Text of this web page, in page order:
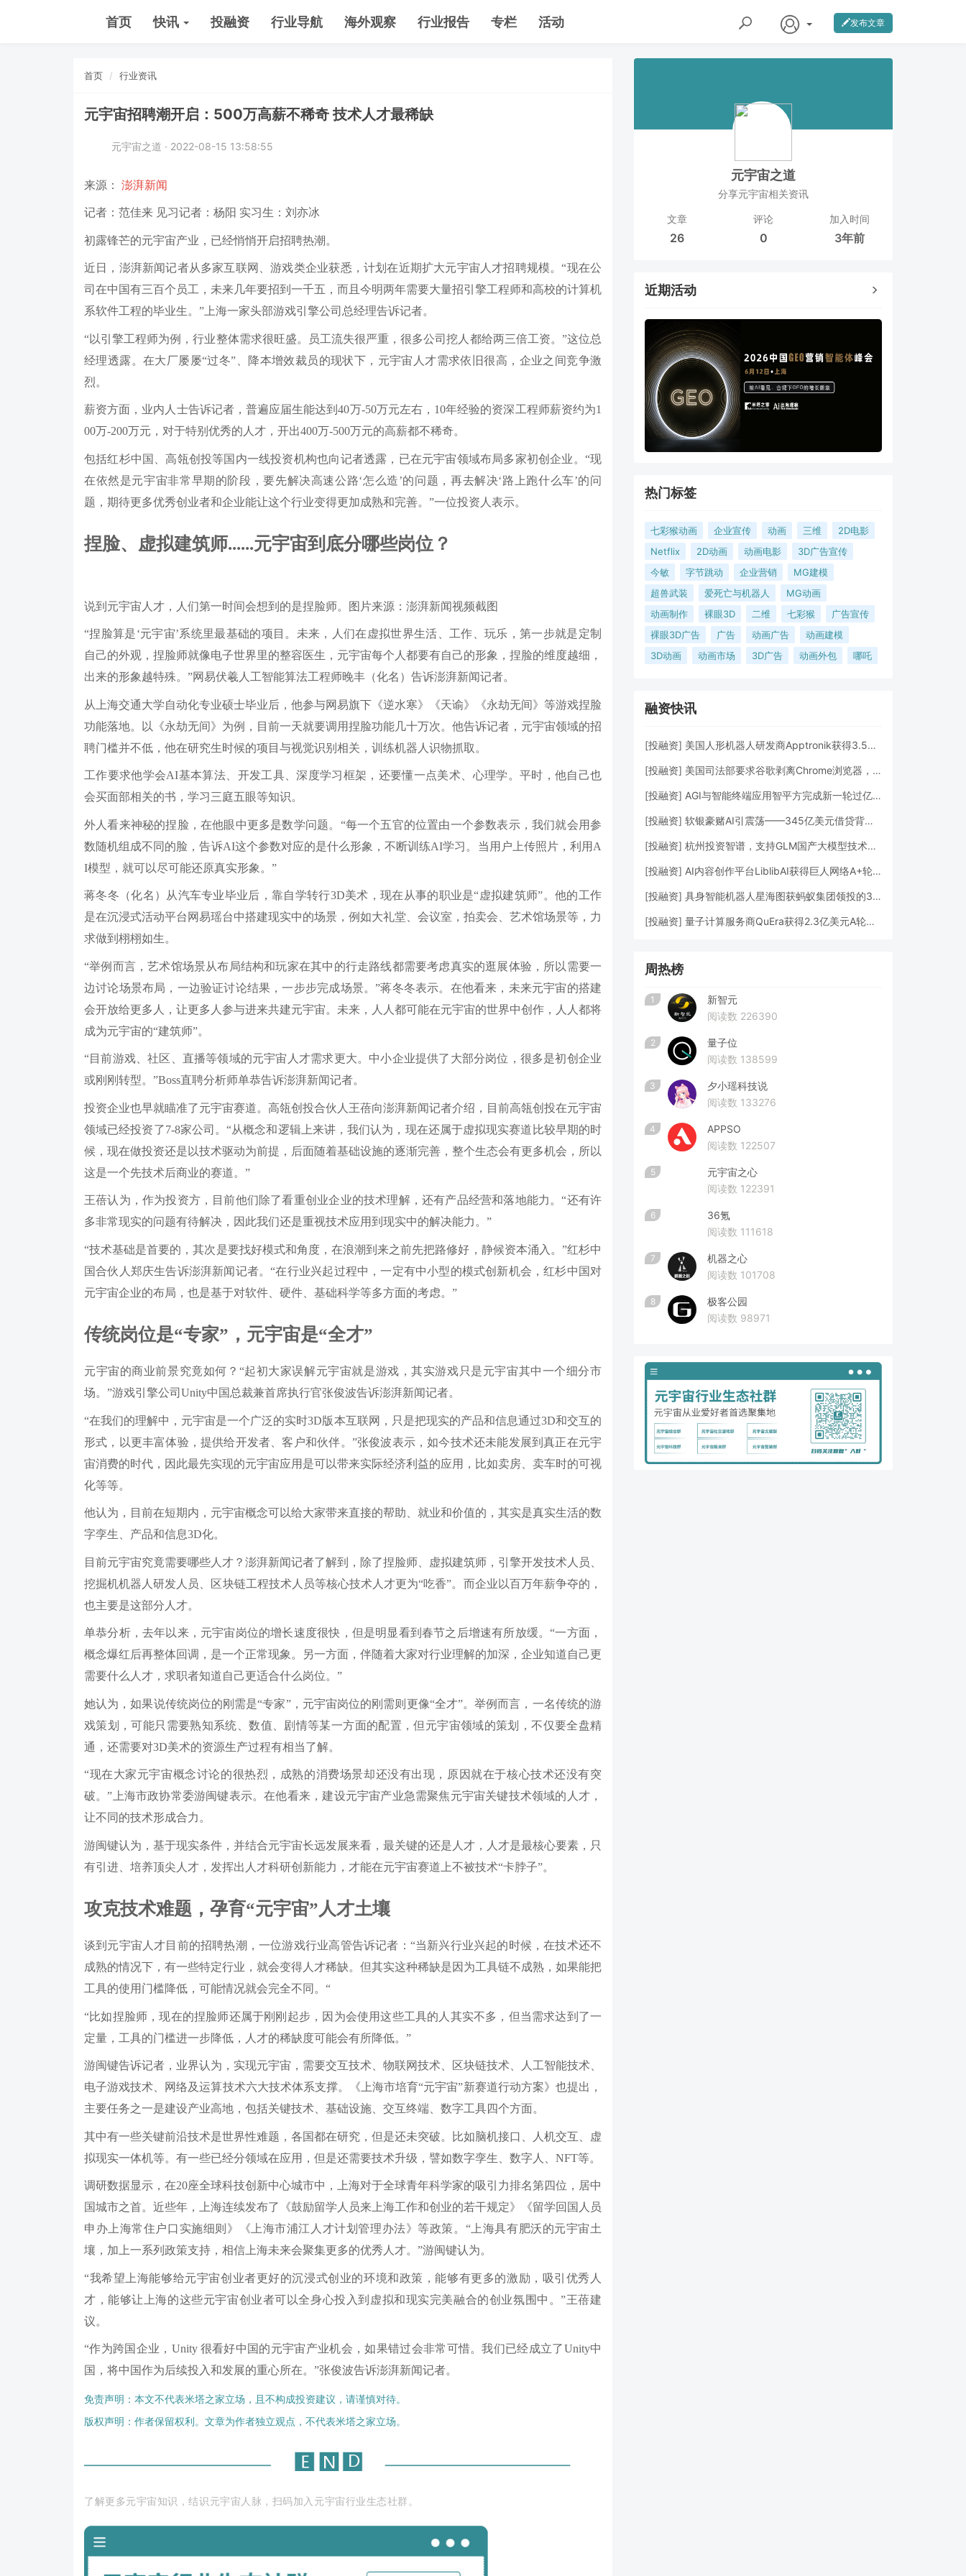
首页 快讯 投融资 行业导航 海外观察 行业报告 专栏 活动 发布文章
首页 行业资讯
元宇宙招聘潮开启：500万高薪不稀奇 技术人才最稀缺
元宇宙之道 · 2022-08-15 13:58:55
来源： 澎湃新闻
记者：范佳来 见习记者：杨阳 实习生：刘亦冰
初露锋芒的元宇宙产业，已经悄悄开启招聘热潮。
近日，澎湃新闻记者从多家互联网、游戏类企业获悉，计划在近期扩大元宇宙人才招聘规模。“现在公
司在中国有三百个员工，未来几年要招到一千五，而且今明两年需要大量招引擎工程师和高校的计算机
系软件工程的毕业生。”上海一家头部游戏引擎公司总经理告诉记者。
“以引擎工程师为例，行业整体需求很旺盛。员工流失很严重，很多公司挖人都给两三倍工资。”这位总
经理透露。在大厂屡屡“过冬”、降本增效裁员的现状下，元宇宙人才需求依旧很高，企业之间竞争激
烈。
薪资方面，业内人士告诉记者，普遍应届生能达到40万-50万元左右，10年经验的资深工程师薪资约为1
00万-200万元，对于特别优秀的人才，开出400万-500万元的高薪都不稀奇。
包括红杉中国、高瓴创投等国内一线投资机构也向记者透露，已在元宇宙领域布局多家初创企业。“现
在依然是元宇宙非常早期的阶段，要先解决高速公路‘怎么造’的问题，再去解决‘路上跑什么车’的问
题，期待更多优秀创业者和企业能让这个行业变得更加成熟和完善。”一位投资人表示。
捏脸、虚拟建筑师......元宇宙到底分哪些岗位？
说到元宇宙人才，人们第一时间会想到的是捏脸师。图片来源：澎湃新闻视频截图
“捏脸算是‘元宇宙’系统里最基础的项目。未来，人们在虚拟世界生活、工作、玩乐，第一步就是定制
自己的外观，捏脸师就像电子世界里的整容医生，元宇宙每个人都要有自己的形象，捏脸的维度越细，
出来的形象越特殊。”网易伏羲人工智能算法工程师晚丰（化名）告诉澎湃新闻记者。
从上海交通大学自动化专业硕士毕业后，他参与网易旗下《逆水寒》《天谕》《永劫无间》等游戏捏脸
功能落地。以《永劫无间》为例，目前一天就要调用捏脸功能几十万次。他告诉记者，元宇宙领域的招
聘门槛并不低，他在研究生时候的项目与视觉识别相关，训练机器人识物抓取。
工作要求他学会AI基本算法、开发工具、深度学习框架，还要懂一点美术、心理学。平时，他自己也
会买面部相关的书，学习三庭五眼等知识。
外人看来神秘的捏脸，在他眼中更多是数学问题。“每一个五官的位置由一个参数表示，我们就会用参
数随机组成不同的脸，告诉AI这个参数对应的是什么形象，不断训练AI学习。当用户上传照片，利用A
I模型，就可以尽可能还原真实形象。”
蒋冬冬（化名）从汽车专业毕业后，靠自学转行3D美术，现在从事的职业是“虚拟建筑师”。他的工作
是在沉浸式活动平台网易瑶台中搭建现实中的场景，例如大礼堂、会议室，拍卖会、艺术馆场景等，力
求做到栩栩如生。
“举例而言，艺术馆场景从布局结构和玩家在其中的行走路线都需要考虑真实的逛展体验，所以需要一
边讨论场景布局，一边验证讨论结果，一步步完成场景。”蒋冬冬表示。在他看来，未来元宇宙的搭建
会开放给更多人，让更多人参与进来共建元宇宙。未来，人人都可能在元宇宙的世界中创作，人人都将
成为元宇宙的“建筑师”。
“目前游戏、社区、直播等领域的元宇宙人才需求更大。中小企业提供了大部分岗位，很多是初创企业
或刚刚转型。”Boss直聘分析师单恭告诉澎湃新闻记者。
投资企业也早就瞄准了元宇宙赛道。高瓴创投合伙人王蓓向澎湃新闻记者介绍，目前高瓴创投在元宇宙
领域已经投资了7-8家公司。“从概念和逻辑上来讲，我们认为，现在还属于虚拟现实赛道比较早期的时
候，现在做投资还是以技术驱动为前提，后面随着基础设施的逐渐完善，整个生态会有更多机会，所以
这是一个先技术后商业的赛道。”
王蓓认为，作为投资方，目前他们除了看重创业企业的技术理解，还有产品经营和落地能力。“还有许
多非常现实的问题有待解决，因此我们还是重视技术应用到现实中的解决能力。”
“技术基础是首要的，其次是要找好模式和角度，在浪潮到来之前先把路修好，静候资本涌入。”红杉中
国合伙人郑庆生告诉澎湃新闻记者。“在行业兴起过程中，一定有中小型的模式创新机会，红杉中国对
元宇宙企业的布局，也是基于对软件、硬件、基础科学等多方面的考虑。”
传统岗位是“专家”，元宇宙是“全才”
元宇宙的商业前景究竟如何？“起初大家误解元宇宙就是游戏，其实游戏只是元宇宙其中一个细分市
场。”游戏引擎公司Unity中国总裁兼首席执行官张俊波告诉澎湃新闻记者。
“在我们的理解中，元宇宙是一个广泛的实时3D版本互联网，只是把现实的产品和信息通过3D和交互的
形式，以更丰富体验，提供给开发者、客户和伙伴。”张俊波表示，如今技术还未能发展到真正在元宇
宙消费的时代，因此最先实现的元宇宙应用是可以带来实际经济利益的应用，比如卖房、卖车时的可视
化等等。
他认为，目前在短期内，元宇宙概念可以给大家带来直接的帮助、就业和价值的，其实是真实生活的数
字孪生、产品和信息3D化。
目前元宇宙究竟需要哪些人才？澎湃新闻记者了解到，除了捏脸师、虚拟建筑师，引擎开发技术人员、
挖掘机机器人研发人员、区块链工程技术人员等核心技术人才更为“吃香”。而企业以百万年薪争夺的，
也主要是这部分人才。
单恭分析，去年以来，元宇宙岗位的增长速度很快，但是明显看到春节之后增速有所放缓。“一方面，
概念爆红后再整体回调，是一个正常现象。另一方面，伴随着大家对行业理解的加深，企业知道自己更
需要什么人才，求职者知道自己更适合什么岗位。”
她认为，如果说传统岗位的刚需是“专家”，元宇宙岗位的刚需则更像“全才”。举例而言，一名传统的游
戏策划，可能只需要熟知系统、数值、剧情等某一方面的配置，但元宇宙领域的策划，不仅要全盘精
通，还需要对3D美术的资源生产过程有相当了解。
“现在大家元宇宙概念讨论的很热烈，成熟的消费场景却还没有出现，原因就在于核心技术还没有突
破。”上海市政协常委游闽键表示。在他看来，建设元宇宙产业急需聚焦元宇宙关键技术领域的人才，
让不同的技术形成合力。
游闽键认为，基于现实条件，并结合元宇宙长远发展来看，最关键的还是人才，人才是最核心要素，只
有引进、培养顶尖人才，发挥出人才科研创新能力，才能在元宇宙赛道上不被技术“卡脖子”。
攻克技术难题，孕育“元宇宙”人才土壤
谈到元宇宙人才目前的招聘热潮，一位游戏行业高管告诉记者：“当新兴行业兴起的时候，在技术还不
成熟的情况下，有一些特定行业，就会变得人才稀缺。但其实这种稀缺是因为工具链不成熟，如果能把
工具的使用门槛降低，可能情况就会完全不同。“
“比如捏脸师，现在的捏脸师还属于刚刚起步，因为会使用这些工具的人其实不多，但当需求达到了一
定量，工具的门槛进一步降低，人才的稀缺度可能会有所降低。”
游闽键告诉记者，业界认为，实现元宇宙，需要交互技术、物联网技术、区块链技术、人工智能技术、
电子游戏技术、网络及运算技术六大技术体系支撑。《上海市培育“元宇宙”新赛道行动方案》也提出，
主要任务之一是建设产业高地，包括关键技术、基础设施、交互终端、数字工具四个方面。
其中有一些关键前沿技术是世界性难题，各国都在研究，但是还未突破。比如脑机接口、人机交互、虚
拟现实一体机等。有一些已经分领域在应用，但是还需要技术升级，譬如数字孪生、数字人、NFT等。
调研数据显示，在20座全球科技创新中心城市中，上海对于全球青年科学家的吸引力排名第四位，居中
国城市之首。近些年，上海连续发布了《鼓励留学人员来上海工作和创业的若干规定》《留学回国人员
申办上海常住户口实施细则》《上海市浦江人才计划管理办法》等政策。“上海具有肥沃的元宇宙土
壤，加上一系列政策支持，相信上海未来会聚集更多的优秀人才。”游闽键认为。
“我希望上海能够给元宇宙创业者更好的沉浸式创业的环境和政策，能够有更多的激励，吸引优秀人
才，能够让上海的这些元宇宙创业者可以全身心投入到虚拟和现实完美融合的创业氛围中。”王蓓建
议。
“作为跨国企业，Unity 很看好中国的元宇宙产业机会，如果错过会非常可惜。我们已经成立了Unity中
国，将中国作为后续投入和发展的重心所在。”张俊波告诉澎湃新闻记者。
免责声明：本文不代表米塔之家立场，且不构成投资建议，请谨慎对待。
版权声明：作者保留权利。文章为作者独立观点，不代表米塔之家立场。
了解更多元宇宙知识，结识元宇宙人脉，扫码加入元宇宙行业生态社群。
元宇宙之道
分享元宇宙相关资讯
文章
26
评论
0
加入时间
3年前
近期活动
热门标签
七彩猴动画 企业宣传 动画 三维
2D电影
Netflix
2D动画 动画电影
3D广告宣传
今敏
字节跳动 企业营销
MG建模
超兽武装
爱死亡与机器人
MG动画
动画制作
裸眼3D 二维 七彩猴
广告宣传
裸眼3D广告
广告 动画广告
动画建模
3D动画
动画市场 3D广告 动画外包 哪吒
融资快讯
[投融资] 美国人形机器人研发商Apptronik获得3.5亿美元A轮融资
[投融资] 美国司法部要求谷歌剥离Chrome浏览器，但允许其进行AI投资
[投融资] AGI与智能终端应用智平方完成新一轮过亿元Pre-A+轮融资
[投融资] 软银豪赌AI引震荡——345亿美元借贷背后的“生死赌局”
[投融资] 杭州投资智谱，支持GLM国产大模型技术发展
[投融资] AI内容创作平台LiblibAI获得巨人网络A+轮数亿元融资
[投融资] 具身智能机器人星海图获蚂蚁集团领投的3亿元A轮融资
[投融资] 量子计算服务商QuEra获得2.3亿美元A轮融资
周热榜
1
新智元
阅读数 226390
2
量子位
阅读数 138599
3
夕小瑶科技说
阅读数 133276
4
APPSO
阅读数 122507
5
元宇宙之心
阅读数 122391
6
36氪
阅读数 111618
7
机器之心
阅读数 101708
8
极客公园
阅读数 98971